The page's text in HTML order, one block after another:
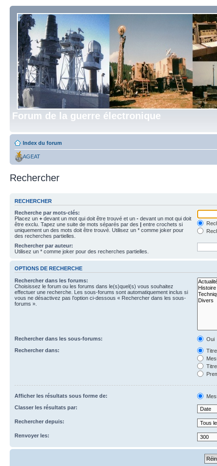
Forum de la guerre électronique
Index du forum
AGEAT
Rechercher
RECHERCHER
Recherche par mots-clés:
Placez un + devant un mot qui doit être trouvé et un - devant un mot qui doit
être exclu. Tapez une suite de mots séparés par des | entre crochets si
uniquement un des mots doit être trouvé. Utilisez un * comme joker pour
des recherches partielles.
Rechercher par auteur:
Utilisez un * comme joker pour des recherches partielles.
OPTIONS DE RECHERCHE
Rechercher dans les forums:
Choisissez le forum ou les forums dans le(s)quel(s) vous souhaitez
effectuer une recherche. Les sous-forums sont automatiquement inclus si
vous ne désactivez pas l’option ci-dessous « Rechercher dans les sous-
forums ».
Rechercher dans les sous-forums:
Oui
Rechercher dans:
Afficher les résultats sous forme de:
Classer les résultats par:
Rechercher depuis:
Renvoyer les: